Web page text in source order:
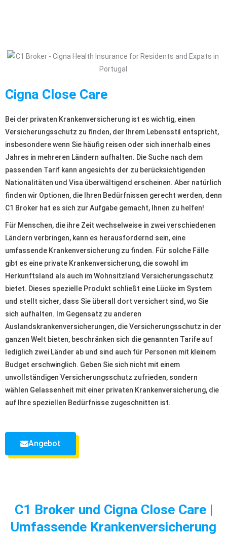
Cigna Close Care
Bei der privaten Krankenversicherung ist es wichtig, einen
Versicherungsschutz zu finden, der Ihrem Lebensstil entspricht,
insbesondere wenn Sie häufig reisen oder sich innerhalb eines
Jahres in mehreren Ländern aufhalten. Die Suche nach dem
passenden Tarif kann angesichts der zu berücksichtigenden
Nationalitäten und Visa überwältigend erscheinen. Aber natürlich
finden wir Optionen, die Ihren Bedürfnissen gerecht werden, denn
C1 Broker hat es sich zur Aufgabe gemacht, Ihnen zu helfen!
Für Menschen, die ihre Zeit wechselweise in zwei verschiedenen
Ländern verbringen, kann es herausfordernd sein, eine
umfassende Krankenversicherung zu finden. Für solche Fälle
gibt es eine private Krankenversicherung, die sowohl im
Herkunftsland als auch im Wohnsitzland Versicherungsschutz
bietet. Dieses spezielle Produkt schließt eine Lücke im System
und stellt sicher, dass Sie überall dort versichert sind, wo Sie
sich aufhalten. Im Gegensatz zu anderen
Auslandskrankenversicherungen, die Versicherungsschutz in der
ganzen Welt bieten, beschränken sich die genannten Tarife auf
lediglich zwei Länder ab und sind auch für Personen mit kleinem
Budget erschwinglich. Geben Sie sich nicht mit einem
unvollständigen Versicherungsschutz zufrieden, sondern
wählen Gelassenheit mit einer privaten Krankenversicherung, die
auf Ihre speziellen Bedürfnisse zugeschnitten ist.
Angebot
C1 Broker und Cigna Close Care |
Umfassende Krankenversicherung